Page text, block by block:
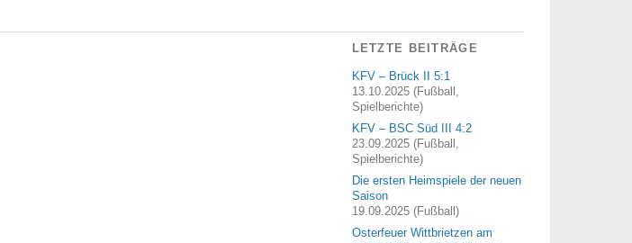
LETZTE BEITRÄGE
KFV – Brück II 5:1
13.10.2025 (Fußball,
Spielberichte)
KFV – BSC Süd III 4:2
23.09.2025 (Fußball,
Spielberichte)
Die ersten Heimspiele der neuen
Saison
19.09.2025 (Fußball)
Osterfeuer Wittbrietzen am